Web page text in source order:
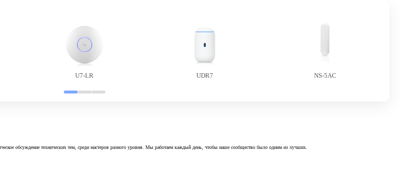
U7-LR UDR7 NS-5AC
обсуждение технических тем, среди мастеров разного уровня. Мы работаем каждый день, чтобы наше сообщество было одним из лучших.